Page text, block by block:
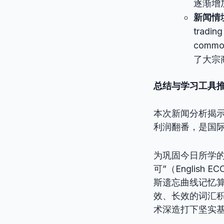
逐渐增
新闻情
了大宗
总结与学习工具
本次新闻分析揭
利润翻番，是国
为巩固今日所学
可”（English
斯遗忘曲线记忆
效、长效的词汇
术深造打下坚实